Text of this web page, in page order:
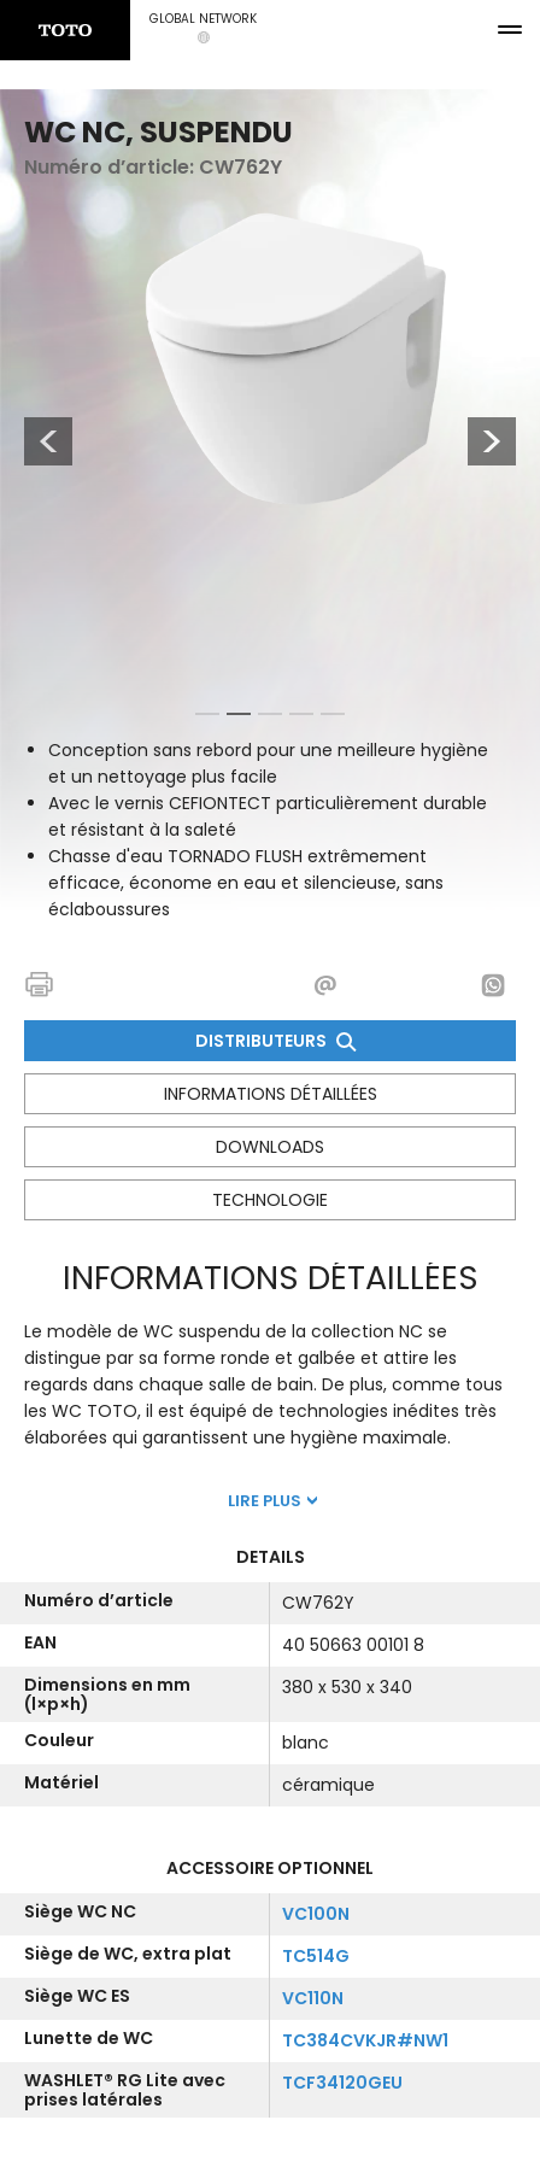
GLOBAL NETWORK
WC NC, SUSPENDU
Numéro d’article: CW762Y
Previous Next
1 2 3 4
5
Conception sans rebord pour une meilleure hygiène
et un nettoyage plus facile
Avec le vernis CEFIONTECT particulièrement durable
et résistant à la saleté
Chasse d'eau TORNADO FLUSH extrêmement
efficace, économe en eau et silencieuse, sans
éclaboussures
DISTRIBUTEURS
INFORMATIONS DÉTAILLÉES
DOWNLOADS
TECHNOLOGIE
INFORMATIONS DÉTAILLÉES
Le modèle de WC suspendu de la collection NC se
distingue par sa forme ronde et galbée et attire les
regards dans chaque salle de bain. De plus, comme tous
les WC TOTO, il est équipé de technologies inédites très
élaborées qui garantissent une hygiène maximale.
LIRE PLUS
DETAILS
Numéro d’article
CW762Y
EAN
40 50663 00101 8
Dimensions en mm
(l×p×h)
380 x 530 x 340
Couleur
blanc
Matériel
céramique
ACCESSOIRE OPTIONNEL
Siège WC NC
VC100N
Siège de WC, extra plat
TC514G
Siège WC ES
VC110N
Lunette de WC
TC384CVKJR#NW1
WASHLET® RG Lite avec
prises latérales
TCF34120GEU